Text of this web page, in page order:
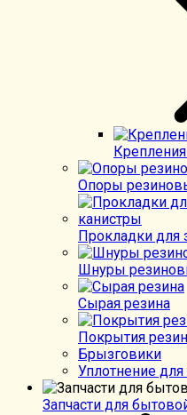
Опоры
Прокладки
Шнуры
Сырая резина
Покрытия
Брызговики
Уплотнение
Запчасти для